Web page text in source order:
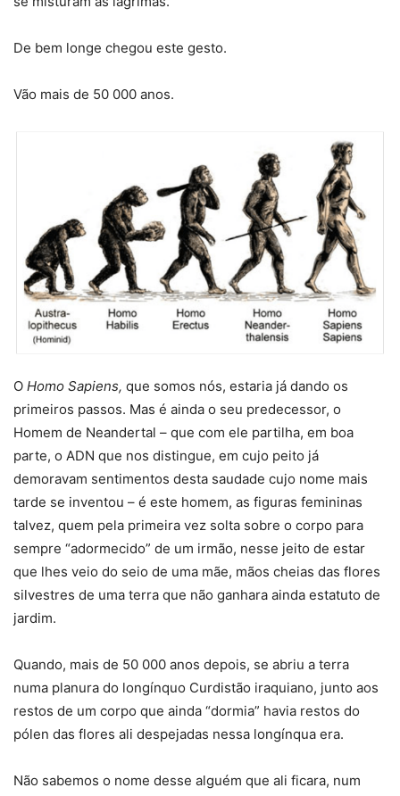
De bem longe chegou este gesto.
Vão mais de 50 000 anos.
O Homo Sapiens, que somos nós, estaria já dando os
primeiros passos. Mas é ainda o seu predecessor, o
Homem de Neandertal – que com ele partilha, em boa
parte, o ADN que nos distingue, em cujo peito já
demoravam sentimentos desta saudade cujo nome mais
tarde se inventou – é este homem, as figuras femininas
talvez, quem pela primeira vez solta sobre o corpo para
sempre “adormecido” de um irmão, nesse jeito de estar
que lhes veio do seio de uma mãe, mãos cheias das flores
silvestres de uma terra que não ganhara ainda estatuto de
jardim.
Quando, mais de 50 000 anos depois, se abriu a terra
numa planura do longínquo Curdistão iraquiano, junto aos
restos de um corpo que ainda “dormia” havia restos do
pólen das flores ali despejadas nessa longínqua era.
Não sabemos o nome desse alguém que ali ficara, num